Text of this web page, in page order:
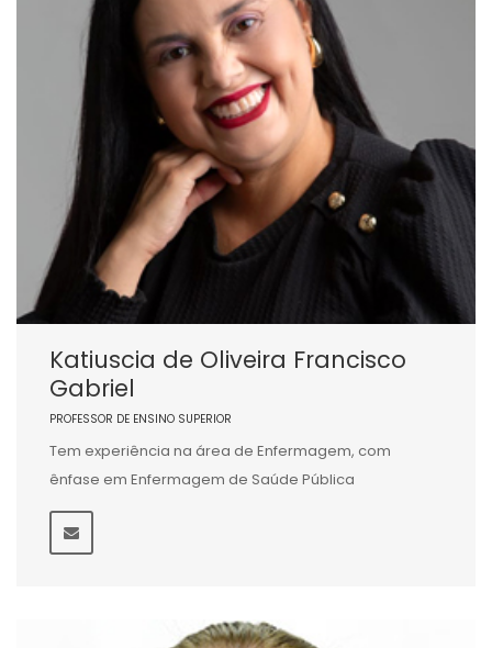
Katiuscia de Oliveira Francisco
Gabriel
PROFESSOR DE ENSINO SUPERIOR
Tem experiência na área de Enfermagem, com
ênfase em Enfermagem de Saúde Pública